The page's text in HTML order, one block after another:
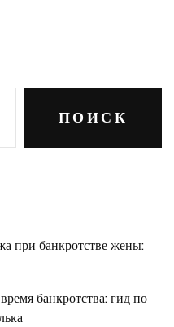
ПОИСК
при банкротстве жены:
банкротства: гид по